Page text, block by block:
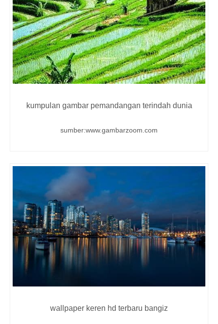
kumpulan gambar pemandangan terindah dunia
sumber:www.gambarzoom.com
wallpaper keren hd terbaru bangiz